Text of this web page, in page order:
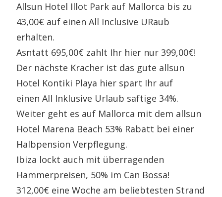
Allsun Hotel Illot Park auf Mallorca bis zu
43,00€ auf einen All Inclusive URaub
erhalten.
Asntatt 695,00€ zahlt Ihr hier nur 399,00€!
Der nächste Kracher ist das gute allsun
Hotel Kontiki Playa hier spart Ihr auf
einen All Inklusive Urlaub saftige 34%.
Weiter geht es auf Mallorca mit dem allsun
Hotel Marena Beach 53% Rabatt bei einer
Halbpension Verpflegung.
Ibiza lockt auch mit überragenden
Hammerpreisen, 50% im Can Bossa!
312,00€ eine Woche am beliebtesten Strand